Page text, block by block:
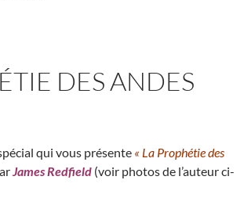
DES ANDES
qui vous présente « La Prophétie des
James Redfield (voir photos de l’auteur ci-